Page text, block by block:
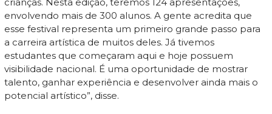
envolvendo mais de 300 alunos. A gente acredita que
esse festival representa um primeiro grande passo para
a carreira artística de muitos deles. Já tivemos
estudantes que começaram aqui e hoje possuem
visibilidade nacional. É uma oportunidade de mostrar
talento, ganhar experiência e desenvolver ainda mais o
potencial artístico”, disse.